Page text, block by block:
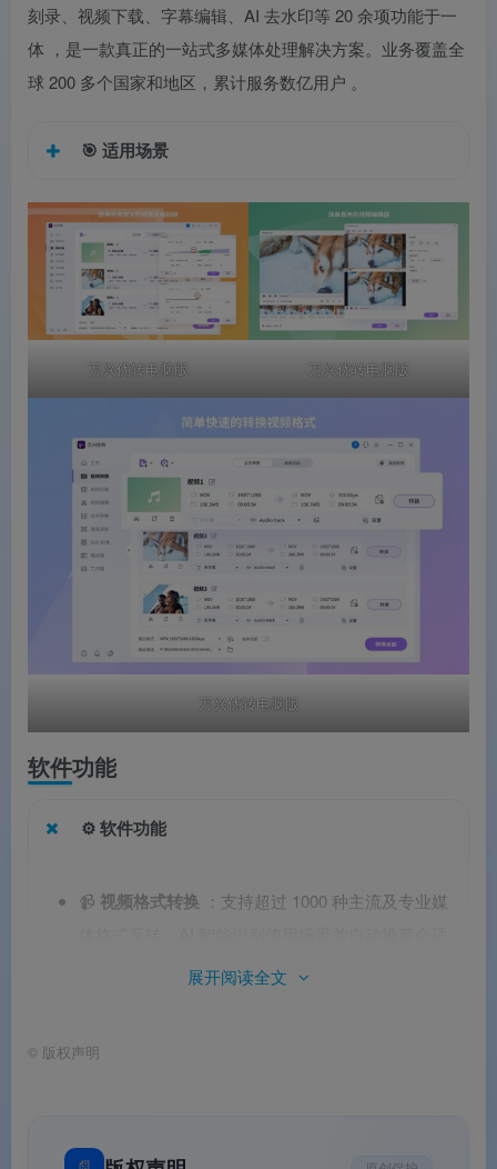
刻录、视频下载、字幕编辑、AI 去水印等 20 余项功能于一
体 ，是一款真正的一站式多媒体处理解决方案。业务覆盖全
球 200 多个国家和地区，累计服务数亿用户 。
🎯 适用场景
万兴优转电脑版 万兴优转电脑版
万兴优转电脑版
软件功能
⚙️ 软件功能
📹 视频格式转换 ：支持超过 1000 种主流及专业媒
。全面支持 4K、8K、HDR 及批量视频
🎨
锐化五大修复能力
展开阅读全文
© 版权声明